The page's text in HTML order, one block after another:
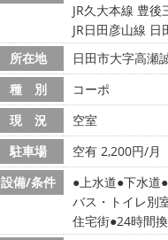
JR久大本線 豊
JR日田彦山線
所在地
日田市大字高瀬
種 別
コーポ
現 況
空室
駐車場
空有 2,200円/月
設備/条件
上水道 下水道
バス・トイレ別
住宅街 24時間